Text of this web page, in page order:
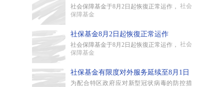
社会保障基金于8月2日起恢復正常运作， 社会
保障基金
社保基金8月2日起恢復正常运作
社会保障基金于8月2日起恢復正常运作， 社会
保障基金
社保基金有限度对外服务延续至8月1日
为配合特区政府应对新型冠状病毒的防控措